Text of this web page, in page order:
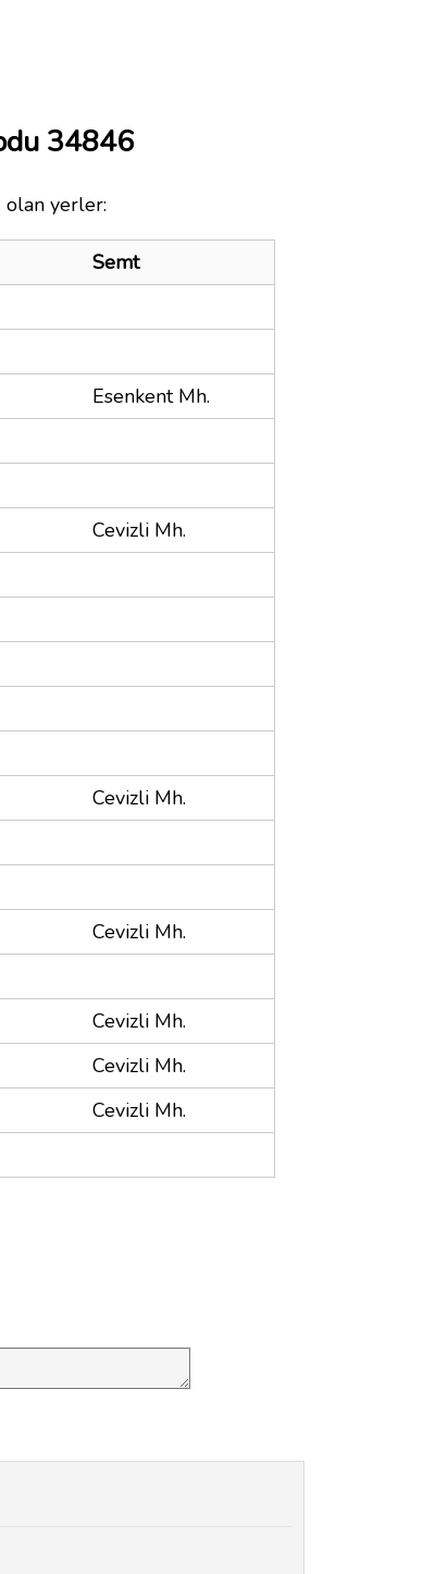
34846
olan yerler:
Semt
Esenkent Mh.
Cevizli Mh.
Cevizli Mh.
Cevizli Mh.
Cevizli Mh.
Cevizli Mh.
Cevizli Mh.